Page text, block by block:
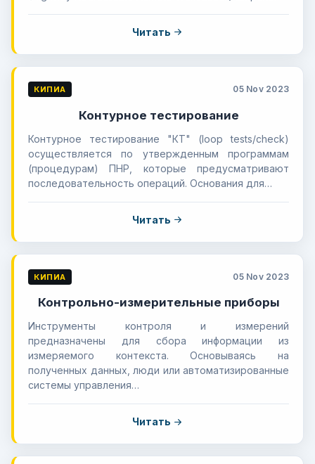
Читать
КИПИА 05 Nov 2023
Контурное тестирование
Контурное тестирование "КТ" (loop tests/check)
осуществляется по утвержденным программам
(процедурам) ПНР, которые предусматривают
последовательность операций. Основания для…
Читать
КИПИА 05 Nov 2023
Контрольно-измерительные приборы
Инструменты контроля и измерений
предназначены для сбора информации из
измеряемого контекста. Основываясь на
полученных данных, люди или автоматизированные
системы управления…
Читать